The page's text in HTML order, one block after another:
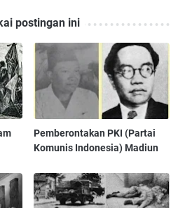
postingan ini
Pemberontakan PKI (Partai
Komunis Indonesia) Madiun